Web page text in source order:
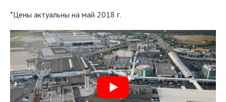
*Цены актуальны на май 2018 г.